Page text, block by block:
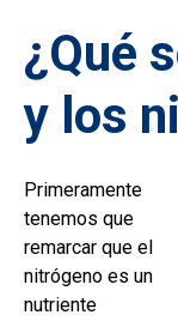
¿Qué
y los
Primeramente
tenemos que
remarcar que el
nitrógeno es un
nutriente